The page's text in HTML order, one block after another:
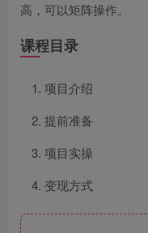
高，可以矩阵操作。
课程目录
项目介绍
提前准备
项目实操
变现方式